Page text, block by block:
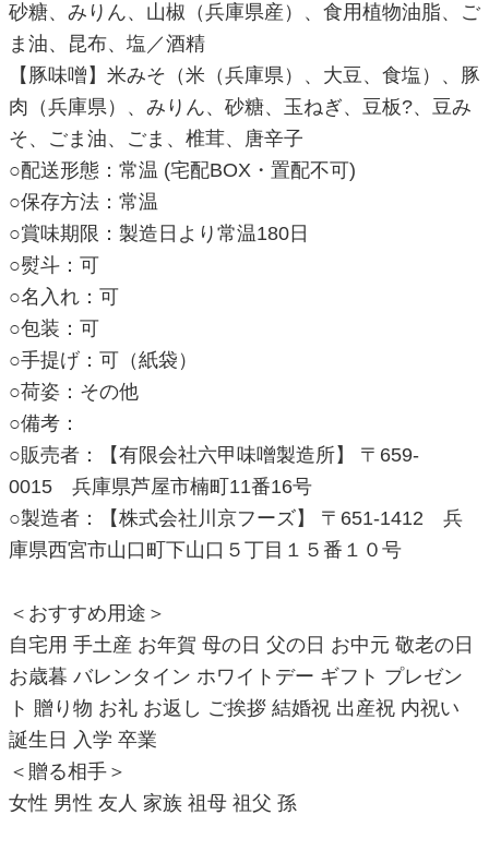
砂糖、みりん、山椒（兵庫県産）、食用植物油脂、ご
ま油、昆布、塩／酒精
【豚味噌】米みそ（米（兵庫県）、大豆、食塩）、豚
肉（兵庫県）、みりん、砂糖、玉ねぎ、豆板?、豆み
そ、ごま油、ごま、椎茸、唐辛子
○配送形態：常温 (宅配BOX・置配不可)
○保存方法：常温
○賞味期限：製造日より常温180日
○熨斗：可
○名入れ：可
○包装：可
○手提げ：可（紙袋）
○荷姿：その他
○備考：
○販売者：【有限会社六甲味噌製造所】 〒659-
0015 兵庫県芦屋市楠町11番16号
○製造者：【株式会社川京フーズ】 〒651-1412 兵
庫県西宮市山口町下山口５丁目１５番１０号
＜おすすめ用途＞
自宅用 手土産 お年賀 母の日 父の日 お中元 敬老の日
お歳暮 バレンタイン ホワイトデー ギフト プレゼン
ト 贈り物 お礼 お返し ご挨拶 結婚祝 出産祝 内祝い
誕生日 入学 卒業
＜贈る相手＞
女性 男性 友人 家族 祖母 祖父 孫